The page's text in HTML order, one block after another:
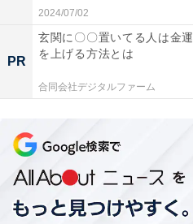
2024/07/02
PR
玄関に〇〇置いてる人は金
を上げる方法とは
合同会社デジタルファーム